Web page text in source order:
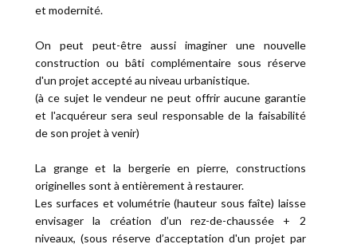
et modernité.
On peut peut-être aussi imaginer une nouvelle
construction ou bâti complémentaire sous réserve
d'un projet accepté au niveau urbanistique.
(à ce sujet le vendeur ne peut offrir aucune garantie
et l'acquéreur sera seul responsable de la faisabilité
de son projet à venir)
La grange et la bergerie en pierre, constructions
originelles sont à entièrement à restaurer.
Les surfaces et volumétrie (hauteur sous faîte) laisse
envisager la création d’un rez-de-chaussée + 2
niveaux, (sous réserve d’acceptation d'un projet par